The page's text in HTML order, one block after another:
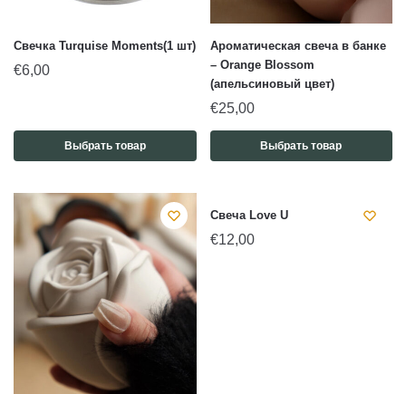
Свечка Turquise Moments(1 шт)
€6,00
Выбрать товар
Ароматическая свеча в банке
– Orange Blossom
(апельсиновый цвет)
€25,00
Выбрать товар
Свеча Love U
€12,00